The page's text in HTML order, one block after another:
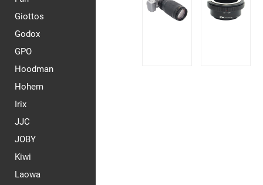
Giottos
Godox
GPO
Hoodman
Hohem
Irix
JJC
JOBY
Kiwi
Laowa